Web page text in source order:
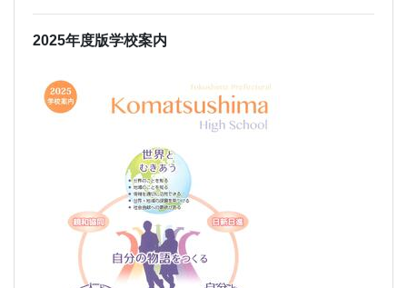
2025年度版学校案内